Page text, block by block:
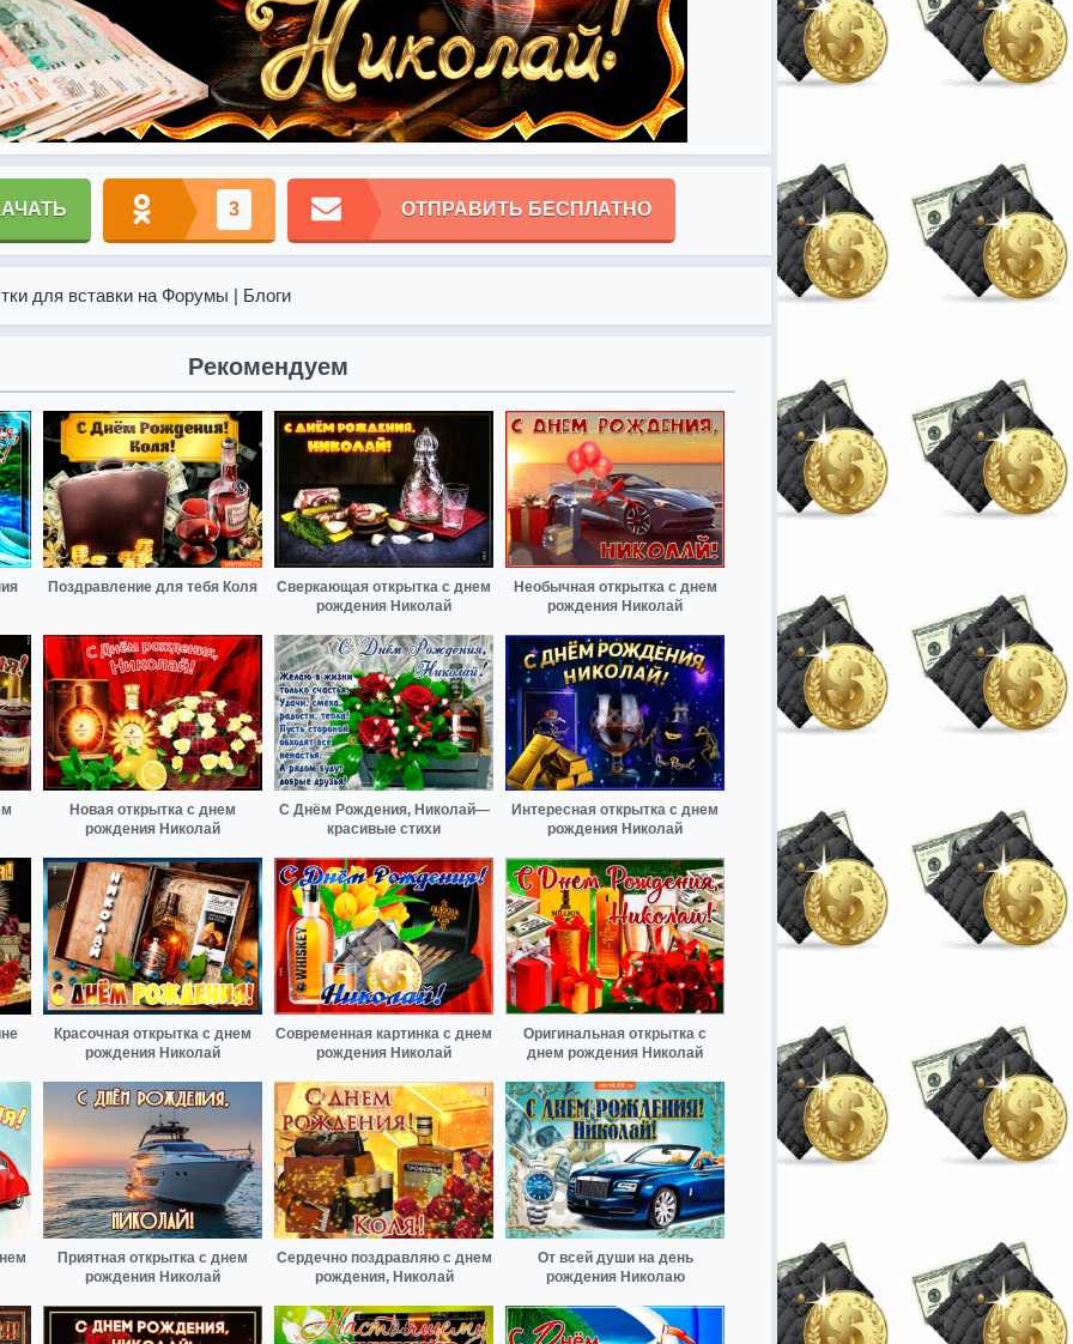
3 ОТПРАВИТЬ БЕСПЛАТНО
для вставки на Форумы | Блоги
Рекомендуем
Поздравление для тебя Коля
Сверкающая открытка с днем
рождения Николай
Необычная открытка с днем
рождения Николай
Новая открытка с днем
рождения Николай
С Днём Рождения, Николай—
красивые стихи
Интересная открытка с днем
рождения Николай
Красочная открытка с днем
рождения Николай
Современная картинка с днем
рождения Николай
Оригинальная открытка с
днем рождения Николай
Приятная открытка с днем
рождения Николай
Сердечно поздравляю с днем
рождения, Николай
От всей души на день
рождения Николаю